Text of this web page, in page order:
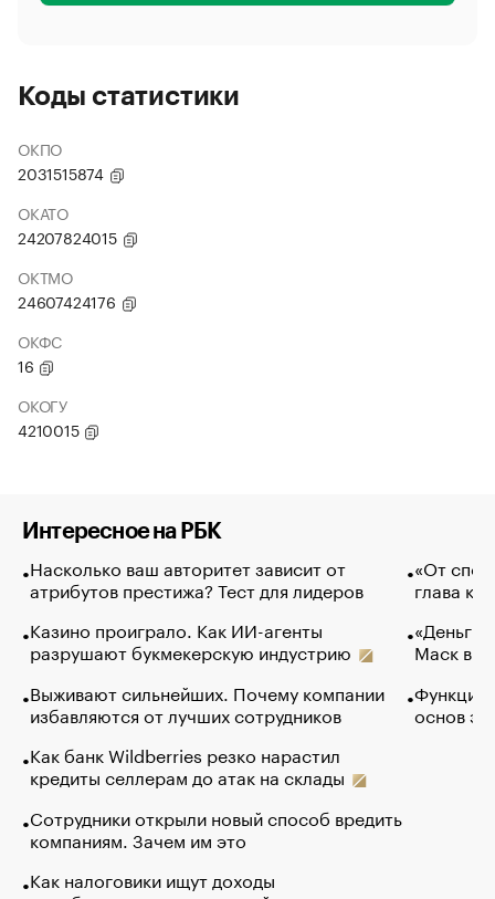
Коды статистики
ОКПО
2031515874
ОКАТО
24207824015
ОКТМО
24607424176
ОКФС
16
ОКОГУ
4210015
Интересное на РБК
Насколько ваш авторитет зависит от
атрибутов престижа? Тест для лидеров
Казино проиграло. Как ИИ-агенты
разрушают букмекерскую индустрию
Выживают сильнейших. Почему компании
избавляются от лучших сотрудников
Как банк Wildberries резко нарастил
кредиты селлерам до атак на склады
Сотрудники открыли новый способ вредить
компаниям. Зачем им это
Как налоговики ищут доходы
«От
глава
«Деньги
Маск в
Функции
основ